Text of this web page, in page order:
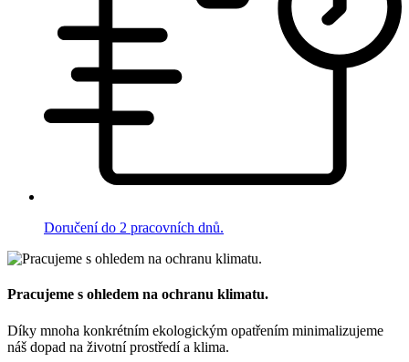
Doručení do 2 pracovních dnů.
Pracujeme s ohledem na ochranu klimatu.
Díky mnoha konkrétním ekologickým opatřením minimalizujeme
náš dopad na životní prostředí a klima.